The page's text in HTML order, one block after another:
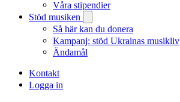
Våra stipendier
Stöd musiken
Så här kan du donera
Kampanj: stöd Ukrainas musikliv
Ändamål
Kontakt
Logga in